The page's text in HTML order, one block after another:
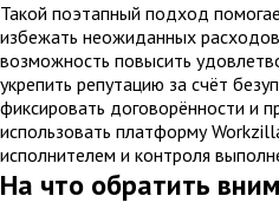
Такой поэтапный подход
избежать неожиданных
возможность повысить
укрепить репутацию за счёт
фиксировать договорённости и
использовать платформу
исполнителем и контроля
На что обратить